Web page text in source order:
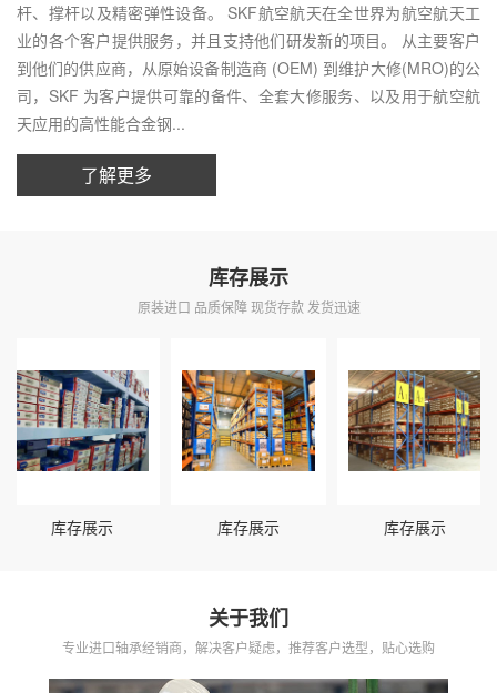
杆、撑杆以及精密弹性设备。 SKF航空航天在全世界为航空航天工
业的各个客户提供服务，并且支持他们研发新的项目。 从主要客户
到他们的供应商，从原始设备制造商 (OEM) 到维护大修(MRO)的公
司，SKF 为客户提供可靠的备件、全套大修服务、以及用于航空航
天应用的高性能合金钢...
了解更多
库存展示
原装进口 品质保障 现货存款 发货迅速
库存展示 库存展示 库存展示
关于我们
专业进口轴承经销商，解决客户疑虑，推荐客户选型，贴心选购